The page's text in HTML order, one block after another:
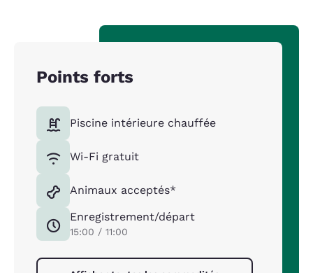
Points forts
Piscine intérieure chauffée
Wi-Fi gratuit
Animaux acceptés*
Enregistrement/départ
15:00 / 11:00